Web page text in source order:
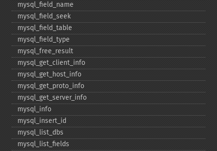
mysql_​field_​name
mysql_​field_​seek
mysql_​field_​table
mysql_​field_​type
mysql_​free_​result
mysql_​get_​client_​info
mysql_​get_​host_​info
mysql_​get_​proto_​info
mysql_​get_​server_​info
mysql_​info
mysql_​insert_​id
mysql_​list_​dbs
mysql_​list_​fields